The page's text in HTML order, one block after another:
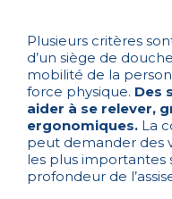
Plusieurs critères
d’un siège de
mobilité de la
force physique. Des
aider à se relever,
ergonomiques. La
peut demander des
les plus importantes
profondeur de